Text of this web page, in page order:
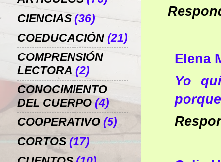
Elena
Yo
CIENCIAS (36)
COEDUCACIÓN (21)
COMPRENSIÓN
LECTORA (2)
CONOCIMIENTO
DEL CUERPO (4)
COOPERATIVO (5)
CORTOS (17)